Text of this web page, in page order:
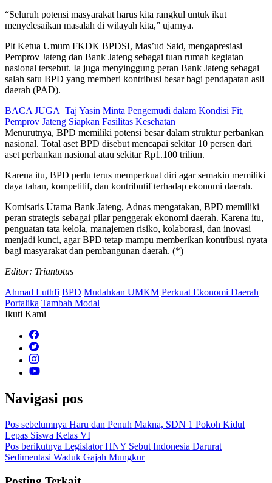
“Seluruh potensi masyarakat harus kita rangkul untuk ikut
menyelesaikan masalah di wilayah kita,” ujarnya.
Plt Ketua Umum FKDK BPDSI, Mas’ud Said, mengapresiasi
Pemprov Jateng dan Bank Jateng sebagai tuan rumah kegiatan
nasional tersebut. Ia juga menyinggung peran Bank Jateng sebagai
salah satu BPD yang memberi kontribusi besar bagi pendapatan asli
daerah (PAD).
BACA JUGA Taj Yasin Minta Pengemudi dalam Kondisi Fit,
Pemprov Jateng Siapkan Fasilitas Kesehatan
Menurutnya, BPD memiliki potensi besar dalam struktur perbankan
nasional. Total aset BPD disebut mencapai sekitar 10 persen dari
aset perbankan nasional atau sekitar Rp1.100 triliun.
Karena itu, BPD perlu terus memperkuat diri agar semakin memiliki
daya tahan, kompetitif, dan kontributif terhadap ekonomi daerah.
Komisaris Utama Bank Jateng, Adnas mengatakan, BPD memiliki
peran strategis sebagai pilar penggerak ekonomi daerah. Karena itu,
penguatan tata kelola, manajemen risiko, kolaborasi, dan inovasi
menjadi kunci, agar BPD tetap mampu memberikan kontribusi nyata
bagi masyarakat dan pembangunan daerah. (*)
Editor: Triantotus
Ahmad Luthfi BPD Mudahkan UMKM Perkuat Ekonomi Daerah
Portalika Tambah Modal
Ikuti Kami
Navigasi pos
Pos sebelumnya Haru dan Penuh Makna, SDN 1 Pokoh Kidul
Lepas Siswa Kelas VI
Pos berikutnya Legislator HNY Sebut Indonesia Darurat
Sedimentasi Waduk Gajah Mungkur